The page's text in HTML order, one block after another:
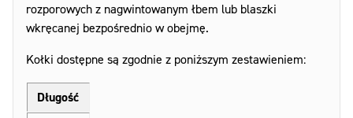
rozporowych z nagwintowanym łbem lub blaszki
wkręcanej bezpośrednio w obejmę.
Kołki dostępne są zgodnie z poniższym zestawieniem:
Długość